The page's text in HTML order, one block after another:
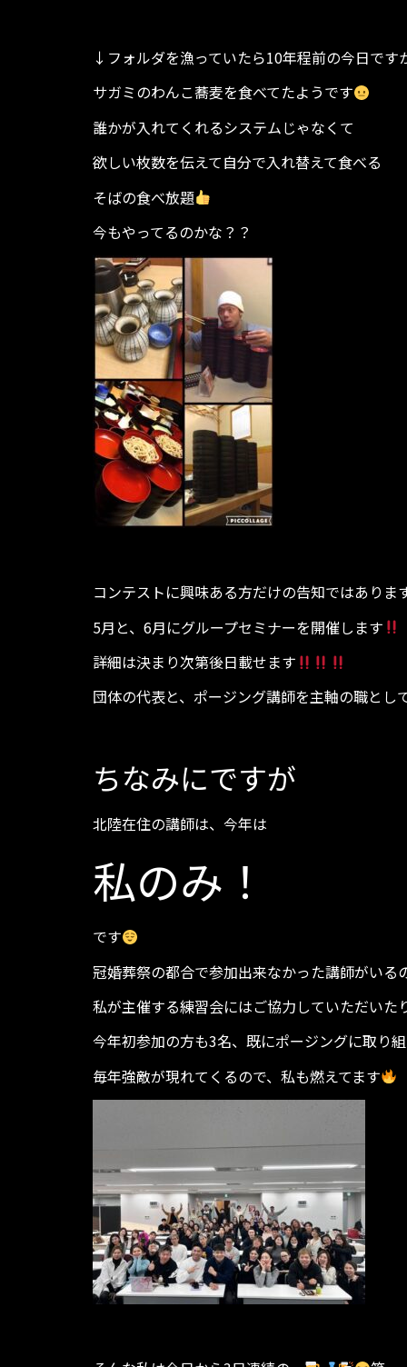
↓フォルダを漁っていたら10年程前の今日です
サガミのわんこ蕎麦を食べてたようです
誰かが入れてくれるシステムじゃなくて
欲しい枚数を伝えて自分で入れ替えて食べる
そばの食べ放題
今もやってるのかな？？
コンテストに興味ある方だけの告知ではありま
5月と、6月にグループセミナーを開催します
詳細は決まり次第後日載せます
団体の代表と、ポージング講師を主軸の職と
ちなみにですが
北陸在住の講師は、今年は
私のみ！
です
冠婚葬祭の都合で参加出来なかった講師がいる
私が主催する練習会にはご協力していただいた
今年初参加の方も3名、既にポージングに取り
毎年強敵が現れてくるので、私も燃えてます